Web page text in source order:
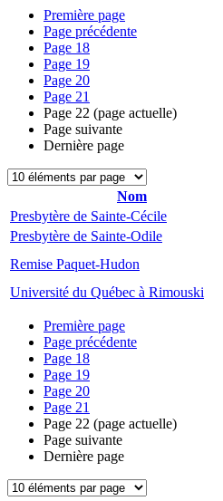
Première page
Page précédente
Page 18
Page 19
Page 20
Page 21
Page 22 (page actuelle)
Page suivante
Dernière page
Nom
Presbytère de Sainte-Cécile
Presbytère de Sainte-Odile
Remise Paquet-Hudon
Université du Québec à Rimouski
Première page
Page précédente
Page 18
Page 19
Page 20
Page 21
Page 22 (page actuelle)
Page suivante
Dernière page